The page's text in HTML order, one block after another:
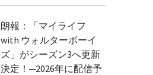
朗報：「マイライフ
with ウォルターボーイ
ズ」がシーズン3へ更新
決定！─2026年に配信予